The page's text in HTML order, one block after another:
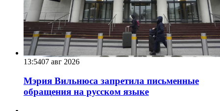
13:5407 авг 2026
Мэрия Вильнюса запретила письменные
обращения на русском языке